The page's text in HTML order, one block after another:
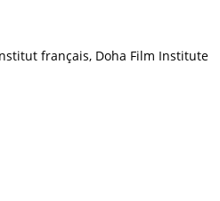
français, Doha Film Institute